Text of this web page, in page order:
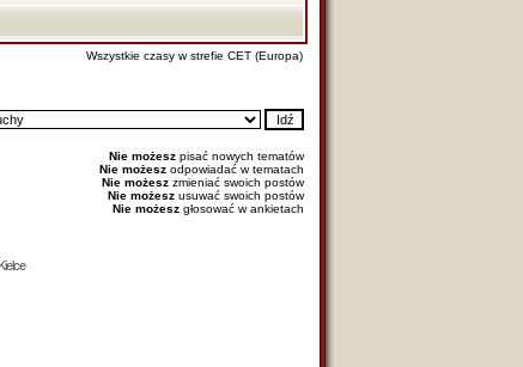
Wszystkie czasy w strefie CET (Europa)
Nie możesz pisać nowych tematów
Nie możesz odpowiadać w tematach
Nie możesz zmieniać swoich postów
Nie możesz usuwać swoich postów
Nie możesz głosować w ankietach